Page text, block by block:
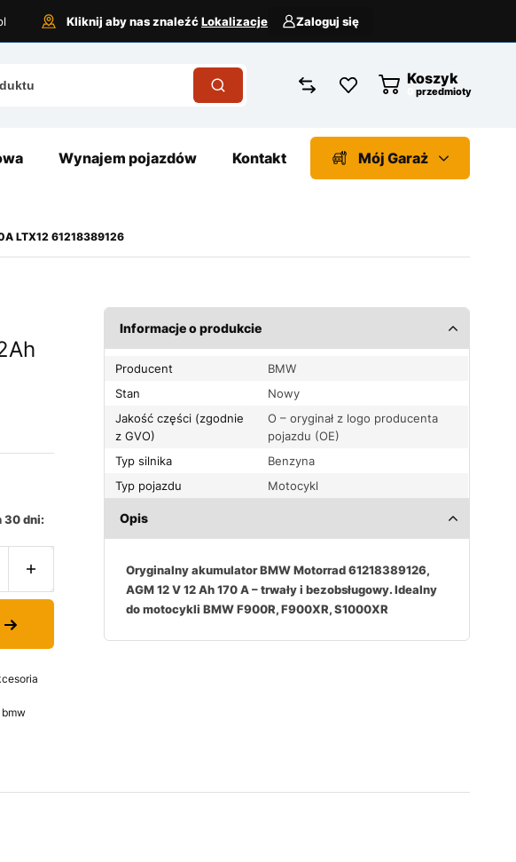
Kliknij aby nas znaleźćLokalizacje Zaloguj się
Koszyk
przedmioty
Wynajem pojazdów Kontakt Mój Garaż
LTX12 61218389126
30 dni:
bmw
Informacje o produkcie
Producent
BMW
Stan
Nowy
Jakość części (zgodnie
z GVO)
O – oryginał z logo producenta
pojazdu (OE)
Typ silnika
Benzyna
Typ pojazdu
Motocykl
Opis
Oryginalny akumulator BMW Motorrad 61218389126,
AGM 12 V 12 Ah 170 A – trwały i bezobsługowy. Idealny
do motocykli BMW F900R, F900XR, S1000XR